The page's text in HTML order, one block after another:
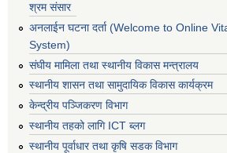
श्रम संसार
अनलाईन घटना दर्ता (Welcome to Online
System)
संघीय मामिला तथा स्थानीय विकास मन्त्रालय
स्थानीय शासन तथा सामुदायिक विकास कार्यक्रम
केन्द्रीय पञ्जिकरण विभाग
स्थानीय तहको लागि ICT ब्लग
स्थानीय पूर्वाधार तथा कृषि सडक विभाग